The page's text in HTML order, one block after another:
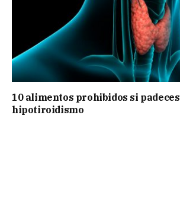
10 alimentos prohibidos si padeces
hipotiroidismo